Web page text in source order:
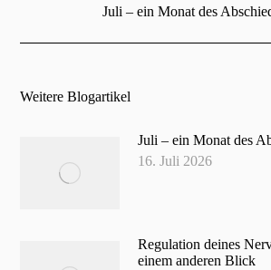
Nächster
Juli – ein Monat des
Weitere Blogartikel
Juli – ein Monat des
16. Juli 2026
Regulation deines
einem anderen Blick